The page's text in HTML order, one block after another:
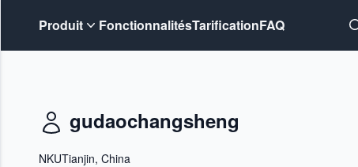
Produit FonctionnalitésTarificationFAQ
gudaochangsheng
NKUTianjin, China